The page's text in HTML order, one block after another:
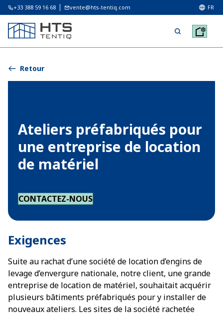
+33 388 59 16 68 vente@hts-tentiq.com FR
Retour
Ateliers préfabriqués pour
une entreprise de location
de matériel
CONTACTEZ-NOUS
Exigences
Suite au rachat d’une société de location d’engins de
levage d’envergure nationale, notre client, une grande
entreprise de location de matériel, souhaitait acquérir
plusieurs bâtiments préfabriqués pour y installer de
nouveaux ateliers. Les sites de la société rachetée